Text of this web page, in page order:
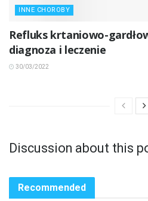
INNE CHOROBY
Refluks krtaniowo-
diagnoza i leczenie
30/03/2022
Discussion about this
Recommended